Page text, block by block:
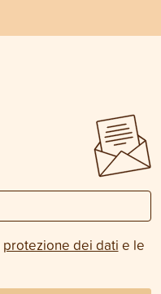
protezione dei dati e le